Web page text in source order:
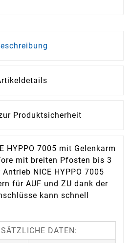
Produktsicherheit
HYPPO 7005 mit Gelenkarm
mit breiten Pfosten bis 3
NICE HYPPO 7005
für AUF und ZU dank der
kann schnell
DATEN: